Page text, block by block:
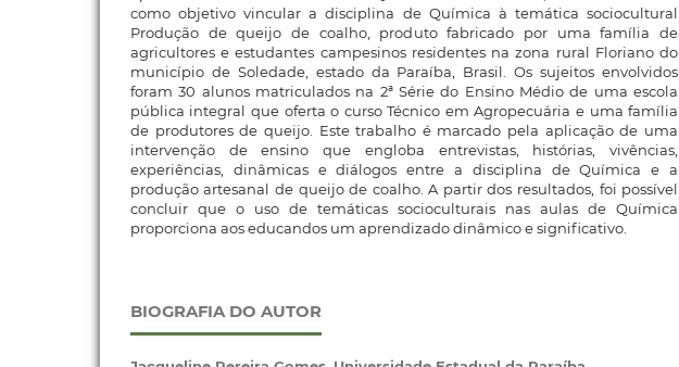
como objetivo vincular a disciplina de Química à temática sociocultural
Produção de queijo de coalho, produto fabricado por uma família de
agricultores e estudantes campesinos residentes na zona rural Floriano do
município de Soledade, estado da Paraíba, Brasil. Os sujeitos envolvidos
foram 30 alunos matriculados na 2ª Série do Ensino Médio de uma escola
pública integral que oferta o curso Técnico em Agropecuária e uma família
de produtores de queijo. Este trabalho é marcado pela aplicação de uma
intervenção de ensino que engloba entrevistas, histórias, vivências,
experiências, dinâmicas e diálogos entre a disciplina de Química e a
produção artesanal de queijo de coalho. A partir dos resultados, foi possível
concluir que o uso de temáticas socioculturais nas aulas de Química
proporciona aos educandos um aprendizado dinâmico e significativo.
BIOGRAFIA DO AUTOR